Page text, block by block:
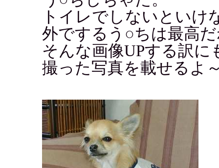
トイレでしないといけ
外でするう○ちは最高
そんな画像UPする訳
撮った写真を載せるよ